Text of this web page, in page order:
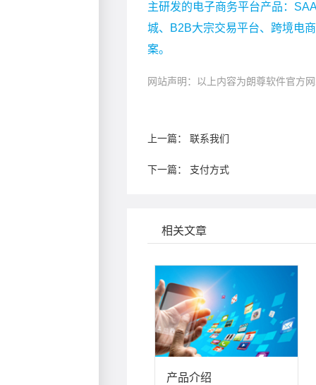
主研发的电子商务平台产品：
城、B2B大宗交易平台、跨境电
案。
网站声明：以上内容为朗尊软件官方
上一篇： 联系我们
下一篇： 支付方式
相关文章
产品介绍